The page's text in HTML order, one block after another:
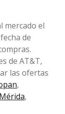
mercado el
de
de AT&T,
las ofertas
,
Mérida,